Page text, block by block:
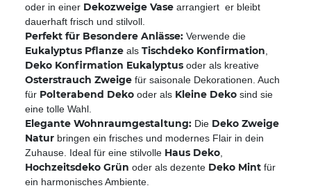
oder in einer Dekozweige Vase arrangiert  er bleibt
dauerhaft frisch und stilvoll.
Perfekt für Besondere Anlässe: Verwende die
Eukalyptus Pflanze als Tischdeko Konfirmation
Deko Konfirmation Eukalyptus oder als kreative
Osterstrauch Zweige für saisonale Dekorationen. Auch
für Polterabend Deko oder als Kleine Deko sind sie
eine tolle Wahl.
Elegante Wohnraumgestaltung: Die Deko Zweige
Natur bringen ein frisches und modernes Flair in dein
Zuhause. Ideal für eine stilvolle Haus Deko
Hochzeitsdeko Grün oder als dezente Deko Mint für
ein harmonisches Ambiente.